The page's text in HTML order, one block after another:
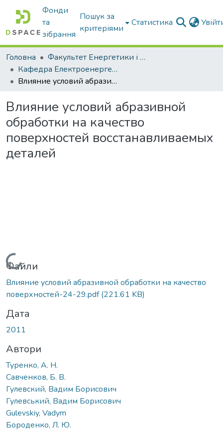
Фонди
та
зібрання
Пошук за
критеріями
Статистика
Головна
Факультет Енергетики і комп'ютерних технологій
Кафедра Електроенергетики і електротехнологій
Влияние условий абразивной обработки на качество поверхностей восстанавливаемых деталей
Влияние условий абразивной
обработки на качество
поверхностей восстанавливаемых
деталей
Вантажиться...
Файли
Влияние условий абразивной обработки на качество
поверхностей-24-29.pdf(221.61 KB)
Дата
2011
Автори
Туренко, А. Н.
Савченков, Б. В.
Гулевский, Вадим Борисович
Гулевський, Вадим Борисович
Gulevskiy, Vadym
Бороденко, Л. Ю.